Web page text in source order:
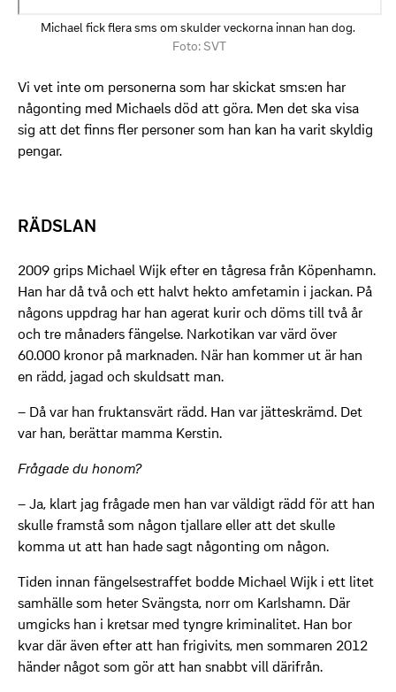
Michael fick flera sms om skulder veckorna innan han dog.
Foto: SVT
Vi vet inte om personerna som har skickat sms:en har
någonting med Michaels död att göra. Men det ska visa
sig att det finns fler personer som han kan ha varit skyldig
pengar.
RÄDSLAN
2009 grips Michael Wijk efter en tågresa från Köpenhamn.
Han har då två och ett halvt hekto amfetamin i jackan. På
någons uppdrag har han agerat kurir och döms till två år
och tre månaders fängelse. Narkotikan var värd över
60.000 kronor på marknaden. När han kommer ut är han
en rädd, jagad och skuldsatt man.
– Då var han fruktansvärt rädd. Han var jätteskrämd. Det
var han, berättar mamma Kerstin.
Frågade du honom?
– Ja, klart jag frågade men han var väldigt rädd för att han
skulle framstå som någon tjallare eller att det skulle
komma ut att han hade sagt någonting om någon.
Tiden innan fängelsestraffet bodde Michael Wijk i ett litet
samhälle som heter Svängsta, norr om Karlshamn. Där
umgicks han i kretsar med tyngre kriminalitet. Han bor
kvar där även efter att han frigivits, men sommaren 2012
händer något som gör att han snabbt vill därifrån.